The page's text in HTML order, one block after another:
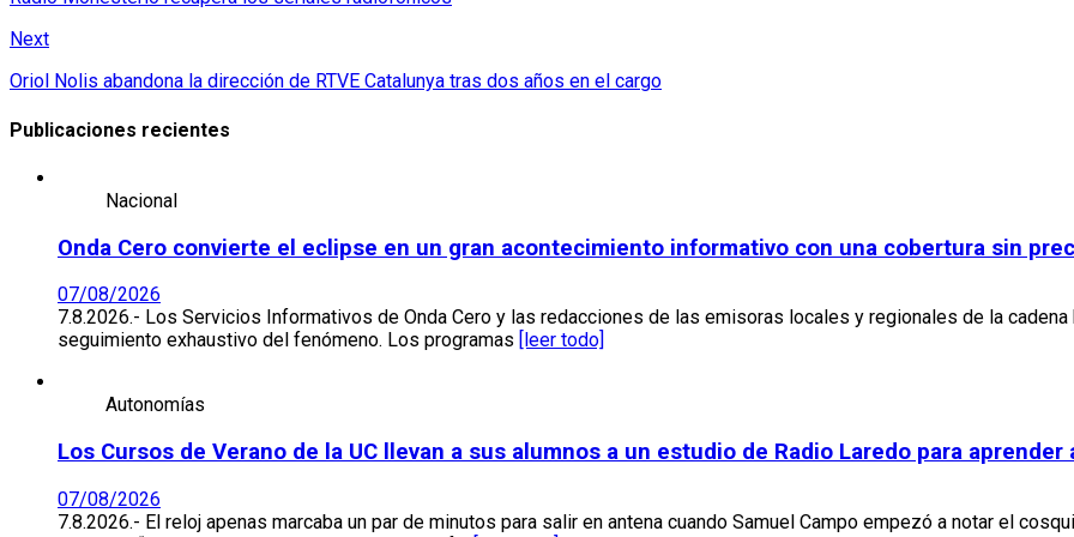
Next
Oriol Nolis abandona la dirección de RTVE Catalunya tras dos años en el cargo
Publicaciones recientes
Nacional
Onda Cero convierte el eclipse en un gran acontecimiento informativo con una cobertura sin
07/08/2026
7.8.2026.- Los Servicios Informativos de Onda Cero y las redacciones de las emisoras locales y regionales de la
seguimiento exhaustivo del fenómeno. Los programas
[leer todo]
Autonomías
Los Cursos de Verano de la UC llevan a sus alumnos a un estudio de Radio Laredo para
07/08/2026
7.8.2026.- El reloj apenas marcaba un par de minutos para salir en antena cuando Samuel Campo empezó a notar el